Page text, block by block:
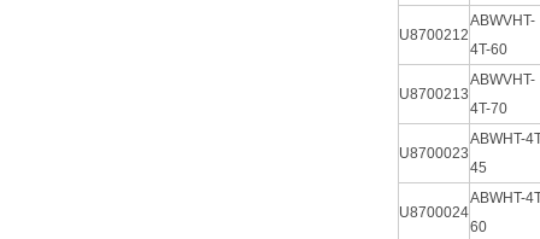
U8700212
ABWVHT-
4T-60
U8700213
ABWVHT-
4T-70
U8700023
ABWHT-
45
U8700024
ABWHT-
60